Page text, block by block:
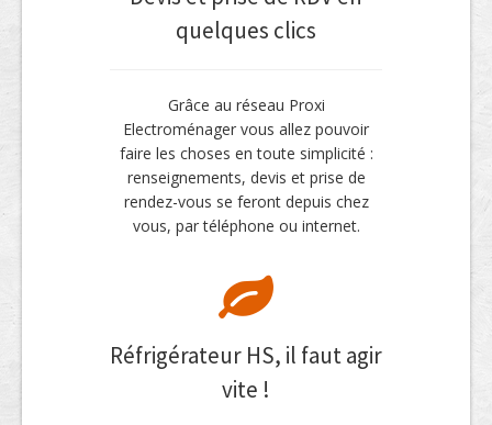
quelques clics
Grâce au réseau Proxi
Electroménager vous allez pouvoir
faire les choses en toute simplicité :
renseignements, devis et prise de
rendez-vous se feront depuis chez
vous, par téléphone ou internet.
Réfrigérateur HS, il faut agir
vite !